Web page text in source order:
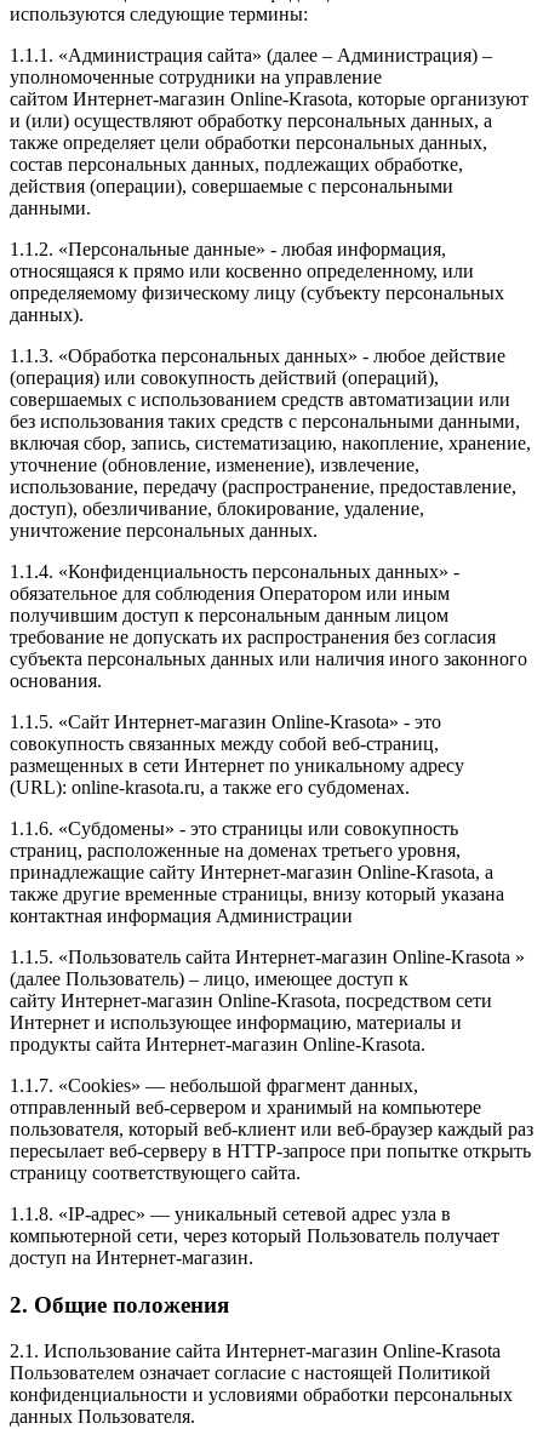
используются следующие термины:
1.1.1. «Администрация сайта» (далее – Администрация) –
уполномоченные сотрудники на управление
сайтом Интернет-магазин Online-Krasota, которые организуют
и (или) осуществляют обработку персональных данных, а
также определяет цели обработки персональных данных,
состав персональных данных, подлежащих обработке,
действия (операции), совершаемые с персональными
данными.
1.1.2. «Персональные данные» - любая информация,
относящаяся к прямо или косвенно определенному, или
определяемому физическому лицу (субъекту персональных
данных).
1.1.3. «Обработка персональных данных» - любое действие
(операция) или совокупность действий (операций),
совершаемых с использованием средств автоматизации или
без использования таких средств с персональными данными,
включая сбор, запись, систематизацию, накопление, хранение,
уточнение (обновление, изменение), извлечение,
использование, передачу (распространение, предоставление,
доступ), обезличивание, блокирование, удаление,
уничтожение персональных данных.
1.1.4. «Конфиденциальность персональных данных» -
обязательное для соблюдения Оператором или иным
получившим доступ к персональным данным лицом
требование не допускать их распространения без согласия
субъекта персональных данных или наличия иного законного
основания.
1.1.5. «Сайт Интернет-магазин Online-Krasota» - это
совокупность связанных между собой веб-страниц,
размещенных в сети Интернет по уникальному адресу
(URL): online-krasota.ru, а также его субдоменах.
1.1.6. «Субдомены» - это страницы или совокупность
страниц, расположенные на доменах третьего уровня,
принадлежащие сайту Интернет-магазин Online-Krasota, а
также другие временные страницы, внизу который указана
контактная информация Администрации
1.1.5. «Пользователь сайта Интернет-магазин Online-Krasota »
(далее Пользователь) – лицо, имеющее доступ к
сайту Интернет-магазин Online-Krasota, посредством сети
Интернет и использующее информацию, материалы и
продукты сайта Интернет-магазин Online-Krasota.
1.1.7. «Cookies» — небольшой фрагмент данных,
отправленный веб-сервером и хранимый на компьютере
пользователя, который веб-клиент или веб-браузер каждый раз
пересылает веб-серверу в HTTP-запросе при попытке открыть
страницу соответствующего сайта.
1.1.8. «IP-адрес» — уникальный сетевой адрес узла в
компьютерной сети, через который Пользователь получает
доступ на Интернет-магазин.
2. Общие положения
2.1. Использование сайта Интернет-магазин Online-Krasota
Пользователем означает согласие с настоящей Политикой
конфиденциальности и условиями обработки персональных
данных Пользователя.